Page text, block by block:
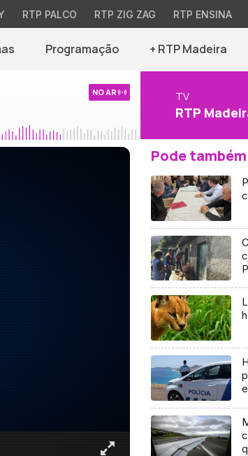
RTP PALCO RTP ZIG ZAG RTP ENSINA
Programação + RTP Madeira
NO AR TV
RTP
Pode